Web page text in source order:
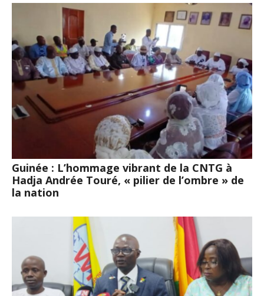
Guinée : L’hommage vibrant de la CNTG à
Hadja Andrée Touré, « pilier de l’ombre » de
la nation